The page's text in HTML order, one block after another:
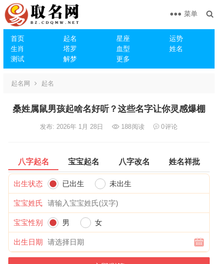
首页 起名 星座
运势
生肖
塔罗 血型
姓名
测试
解梦 更多
菜单
起名网 起名
桑姓属鼠男孩起啥名好听？这些名字让你灵感爆棚
发布: 2026年 1月 28日 188阅读 0评论
八字起名 宝宝起名 八字改名 姓名祥批
出生状态 已出生 未出生
宝宝姓氏
宝宝性别 男 女
出生日期